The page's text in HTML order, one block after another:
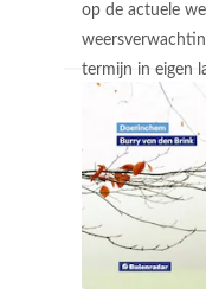
op de actuele
termijn in eigen